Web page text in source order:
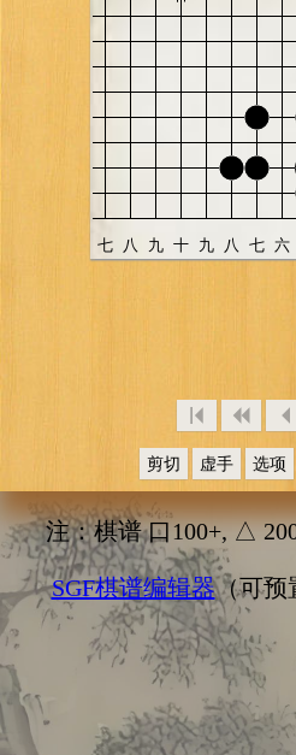
剪切 虚手 选项
注：棋谱 口100+, △
SGF棋谱编辑器（可预